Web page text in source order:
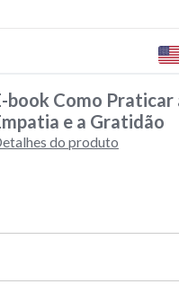
book Como Praticar
e a Gratidão
do produto